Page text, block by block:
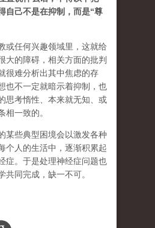
自己不是在抑制，而是“尊
或任何兴趣领域里，这就给
大的障碍，相关方面的批判
很难分析出其中焦虑的存
也不一定就暗示着抑制，也
思考惰性、本来就无知、或
相一致的。
某些典型困境会以激发各种
个人的生活中，逐渐积累起
症。于是处理神经症问题也
共同完成，缺一不可。